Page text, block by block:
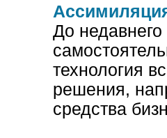
До
технология
решения,
средства